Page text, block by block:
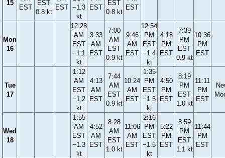
15
EST
EST
0.8 kt
EST −1.3
kt
EST
EST
0.8 kt
EST
Mon
16
12:28
AM
EST
−1.1
kt
3:33
AM
EST
7:00
AM
EST
0.9 kt
9:46
AM
EST
12:54
PM
EST
−1.4
kt
4:18
PM
EST
7:39
PM
EST
0.9 kt
10:36
PM
EST
Tue
17
1:12
AM
EST
−1.2
kt
4:13
AM
EST
7:44
AM
EST
0.9 kt
10:24
AM
EST
1:35
PM
EST
−1.5
kt
4:50
PM
EST
8:19
PM
EST
1.0 kt
11:11
PM
EST
Wed
18
1:55
AM
EST
−1.3
kt
4:52
AM
EST
8:28
AM
EST
1.0 kt
11:06
AM
EST
2:16
PM
EST
−1.5
kt
5:22
PM
EST
8:59
PM
EST
1.1 kt
11:44
PM
EST